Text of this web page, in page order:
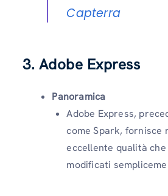
Capterra
3. Adobe Express
Panoramica
Adobe Express,
come Spark, fornisce
eccellente qualità
modificati